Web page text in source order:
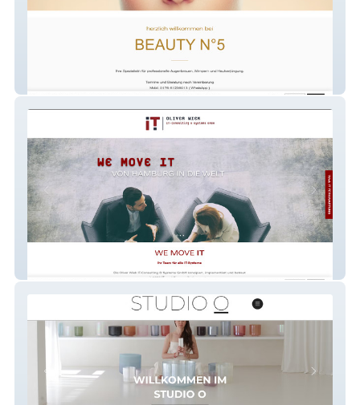
Oliver Wiek IT-Consulting &amp;amp;amp;
Systems GmbH